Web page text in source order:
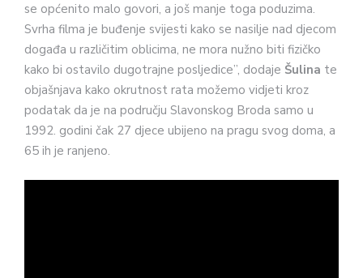
se općenito malo govori, a još manje toga poduzima.
Svrha filma je buđenje svijesti kako se nasilje nad djecom
događa u različitim oblicima, ne mora nužno biti fizičko
kako bi ostavilo dugotrajne posljedice”, dodaje Šulina te
objašnjava kako okrutnost rata možemo vidjeti kroz
podatak da je na području Slavonskog Broda samo u
1992. godini čak 27 djece ubijeno na pragu svog doma, a
65 ih je ranjeno.